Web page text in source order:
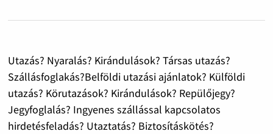
Utazás? Nyaralás? Kirándulások? Társas utazás?
Szállásfoglakás?Belföldi utazási ajánlatok? Külföldi
utazás? Körutazások? Kirándulások? Repülőjegy?
Jegyfoglalás? Ingyenes szállással kapcsolatos
hirdetésfeladás? Utaztatás? Biztosításkötés?